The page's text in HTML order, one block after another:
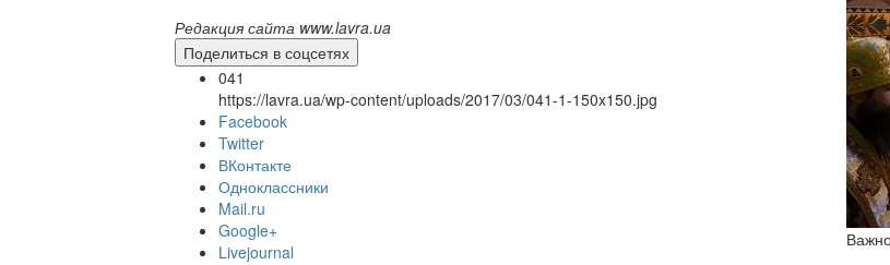
Перейти к архиву
Редакция сайта www.lavra.ua
Поделиться в соцсетях
041
https://lavra.ua/wp-content/uploads/2017/03/041-1-150x150.jpg
Facebook
Twitter
ВКонтакте
Одноклассники
Mail.ru
Google+
Livejournal